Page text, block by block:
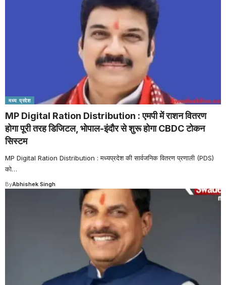
मध्य प्रदेश
MP Digital Ration Distribution : एमपी में राशन वितरण
होगा पूरी तरह डिजिटल, भोपाल-इंदौर से शुरू होगा CBDC टोकन
सिस्टम
MP Digital Ration Distribution : मध्यप्रदेश की सार्वजनिक वितरण प्रणाली (PDS)
को…
ByAbhishek Singh